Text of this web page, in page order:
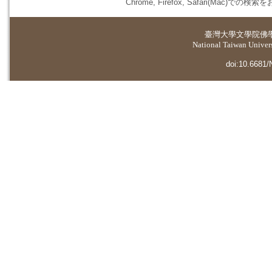
Chrome, Firefox, Safari(Mac)での検索を
臺灣大學文學院佛
National Taiwan
doi:10.6681/